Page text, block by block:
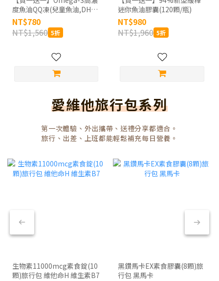
度魚油QQ凍(兒童魚油,DHA,
挪威Concordix專利,好吸收,
無魚腥味) 30顆_共2盒/60天
份
NT$780
NT$1,560 5折
迷你魚油膠囊(120顆/瓶)
NT$980
NT$1,960 5折
愛維他旅行包系列
第一次體驗、外出攜帶、送禮分享都適合。
旅行、出差、上班都能輕鬆補充每日營養。
生物素11000mcg素食錠(10
顆)旅行包 維他命H 維生素B7
黑鑽馬卡EX素食膠囊(8顆)旅
行包 黑馬卡